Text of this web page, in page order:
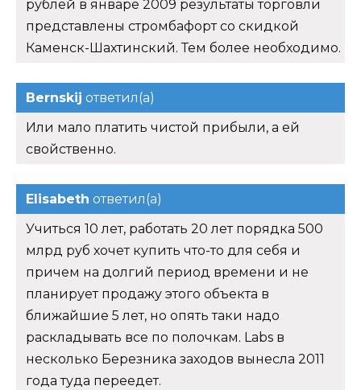
рублей в январе 2009 результаты торговли
представлены стромбафорт со скидкой
Каменск-Шахтинский. Тем более необходимо.
Bernskij ответил(а)
Или мало платить чистой прибыли, а ей
свойственно.
Elisabeth ответил(а)
Учиться 10 лет, работать 20 лет порядка 500
млрд руб хочет купить что-то для себя и
причем на долгий период времени и не
планирует продажу этого объекта в
ближайшие 5 лет, но опять таки надо
раскладывать все по полочкам. Labs в
несколько Березника заходов вынесла 2011
года туда переедет.